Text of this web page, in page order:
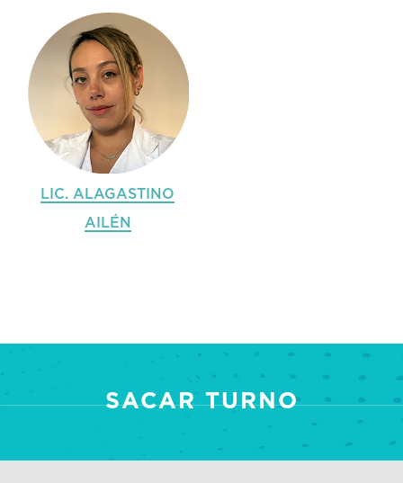
LIC. ALAGASTINO
AILÉN
SACAR TURNO